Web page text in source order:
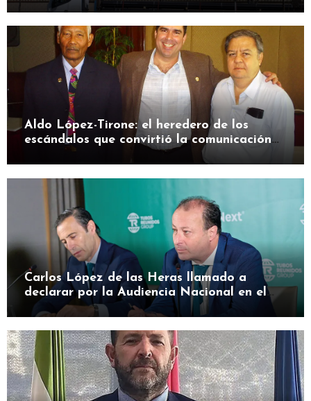
Aldo López-Tirone: el heredero de los
escándalos que convirtió la comunicación
en herramienta de presión
Carlos López de las Heras llamado a
declarar por la Audiencia Nacional en el
caso SEPI